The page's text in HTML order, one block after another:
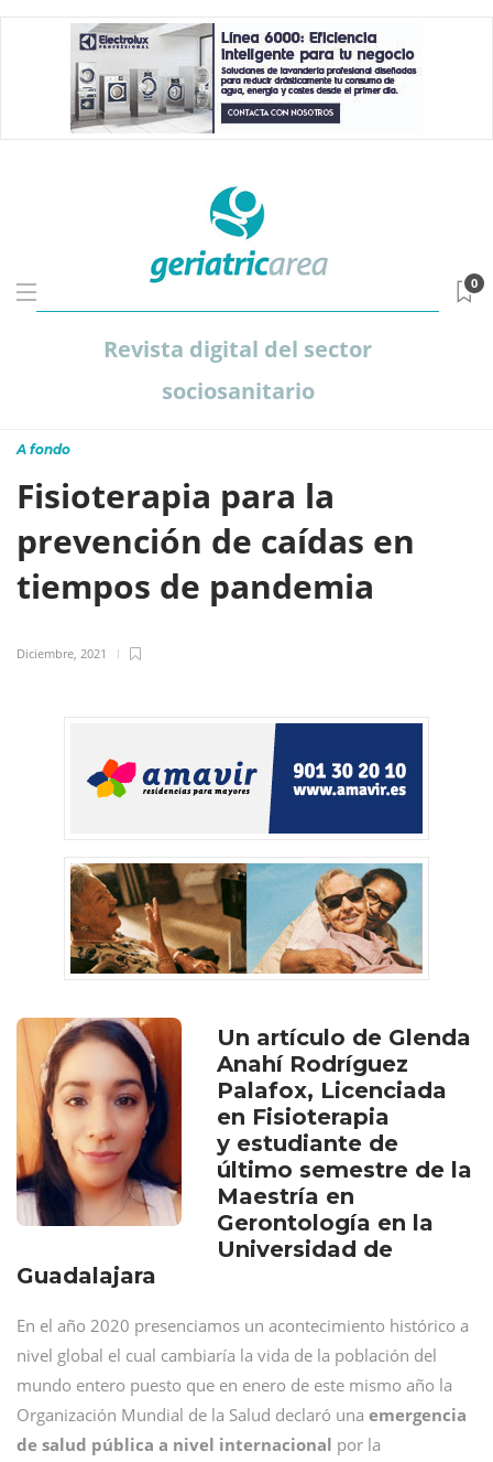
Revista digital del sector
sociosanitario
0
A fondo
Fisioterapia para la
prevención de caídas en
tiempos de pandemia
Diciembre, 2021
Un artículo de Glenda
Anahí Rodríguez
Palafox, Licenciada
en Fisioterapia
y estudiante de
último semestre de la
Maestría en
Gerontología en la
Universidad de
Guadalajara
En el año 2020 presenciamos un acontecimiento histórico a
nivel global el cual cambiaría la vida de la población del
mundo entero puesto que en enero de este mismo año la
Organización Mundial de la Salud declaró una emergencia
de salud pública a nivel internacional por la